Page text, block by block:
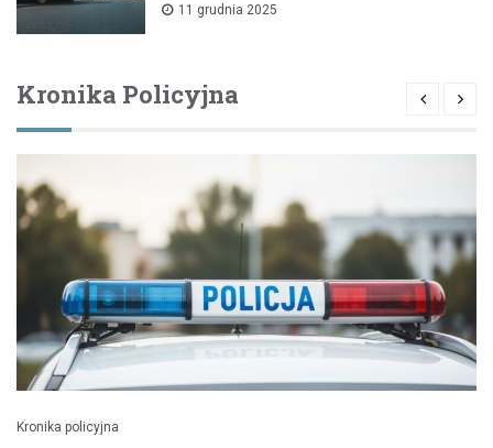
11 grudnia 2025
Kronika Policyjna
Kronika policyjna